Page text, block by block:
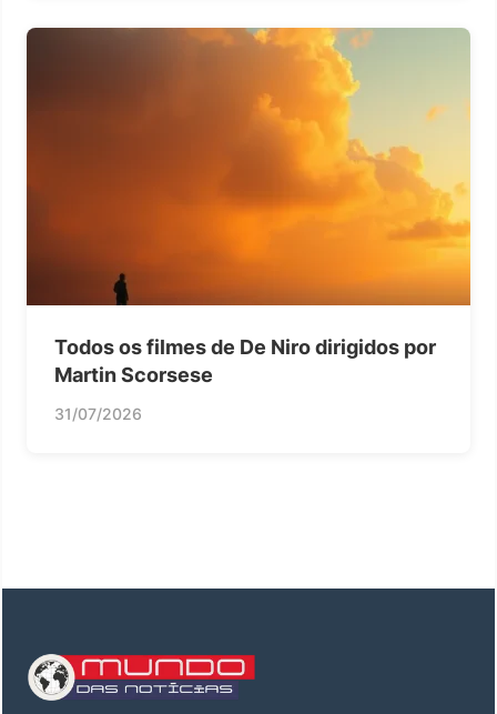
Todos os filmes de De Niro dirigidos por
Martin Scorsese
31/07/2026